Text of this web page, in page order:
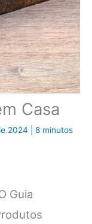
Casa
2024
8 minutos
Guia